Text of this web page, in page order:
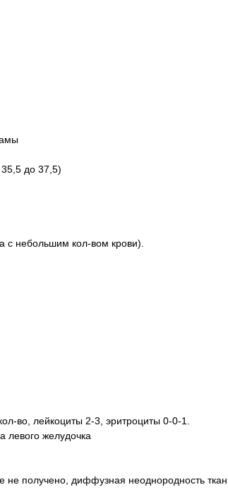
до 37,5)
с небольшим кол-вом крови).
во, лейкоциты 2-3, эритроциты 0-0-1.
левого желудочка
не получено, диффузная неоднородность